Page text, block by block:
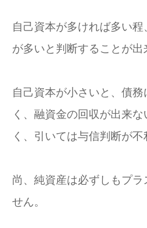
自己資本が多ければ多い
が多いと判断することが出
自己資本が小さいと、債
く、融資金の回収が出来
く、引いては与信判断が不
尚、純資産は必ずしもプラ
せん。